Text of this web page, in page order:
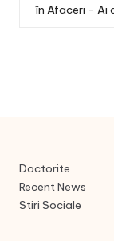
în Afaceri - Ai
Doctorite
Recent News
Stiri Sociale